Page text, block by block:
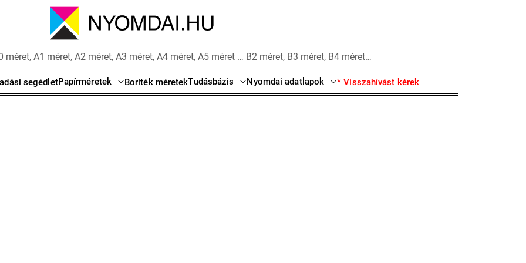
méret, A1 méret, A2 méret, A3 méret, A4 méret, A5 méret … B2 méret, B3 méret, B4 méret…
segédletPapírméretek Boríték méretekTudásbázis Nyomdai adatlapok * Visszahívást kérek